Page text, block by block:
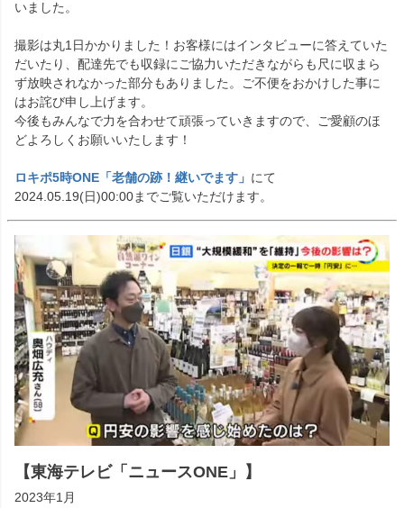
いました。
撮影は丸1日かかりました！お客様にはインタビューに答えていた
だいたり、配達先でも収録にご協力いただきながらも尺に収まら
ず放映されなかった部分もありました。ご不便をおかけした事に
はお詫び申し上げます。
今後もみんなで力を合わせて頑張っていきますので、ご愛顧のほ
どよろしくお願いいたします！
ロキポ5時ONE「老舗の跡！継いでます」 にて
2024.05.19(日)00:00までご覧いただけます。
【東海テレビ「ニュースONE」】
2023年1月